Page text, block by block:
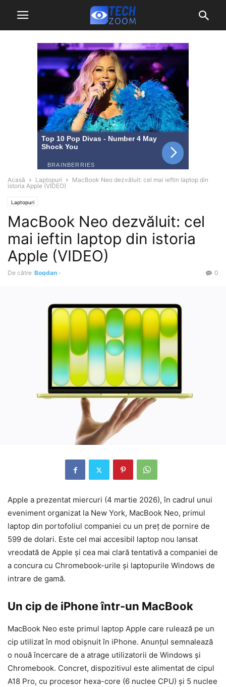
Acasă Laptopuri
MacBook Neo dezvăluit: cel mai ieftin laptop din
istoria Apple (VIDEO)
Laptopuri
MacBook Neo dezvăluit: cel
mai ieftin laptop din istoria
Apple (VIDEO)
De către Bogdan - 0
Apple a prezentat miercuri (4 martie 2026), în cadrul unui
eveniment organizat la New York, MacBook Neo, primul
laptop din portofoliul companiei cu un preț de pornire de
599 de dolari. Este cel mai accesibil laptop nou lansat
vreodată de Apple și cea mai clară tentativă a companiei de
a concura cu Chromebook-urile și laptopurile Windows de
intrare de gamă.
Un cip de iPhone într-un MacBook
MacBook Neo este primul laptop Apple care rulează pe un
cip utilizat în mod obișnuit în iPhone. Anunțul semnalează
o nouă încercare de a atrage utilizatorii de Windows și
Chromebook. Concret, dispozitivul este alimentat de cipul
A18 Pro, cu procesor hexa-core (6 nuclee CPU) și 5 nuclee